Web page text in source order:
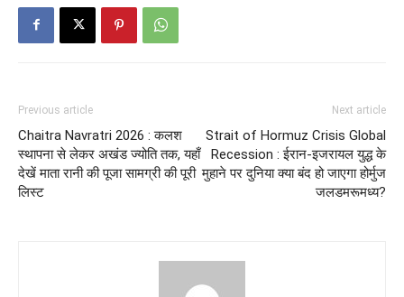
Previous article
Chaitra Navratri 2026 : कलश
स्थापना से लेकर अखंड ज्योति तक, यहाँ
देखें माता रानी की पूजा सामग्री की पूरी
लिस्ट
Next article
Strait of Hormuz Crisis Global
Recession : ईरान-इजरायल युद्ध के
मुहाने पर दुनिया क्या बंद हो जाएगा होर्मुज
जलडमरूमध्य?